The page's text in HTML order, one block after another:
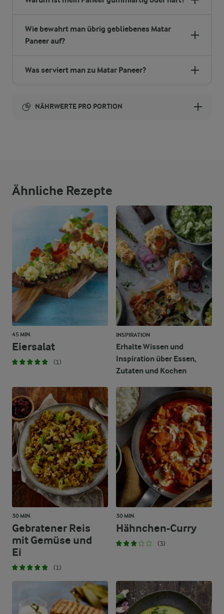
Wie bewahrt man übrig gebliebenes Matar
Paneer auf?
Was serviert man zu Matar Paneer?
NÄHRWERTE PRO PORTION
Ballaststoffe
9,4 g
Kohlenhydrate
119,6 g
Ähnliche Rezepte
45 MIN.
Eiersalat
(1)
INSPIRATION
Erhalte Wissen und
Inspiration über Essen,
Zutaten und Kochen
30 MIN.
Gebratener Reis
mit Gemüse und
Ei
(1)
30 MIN.
Hähnchen-Curry
(3)